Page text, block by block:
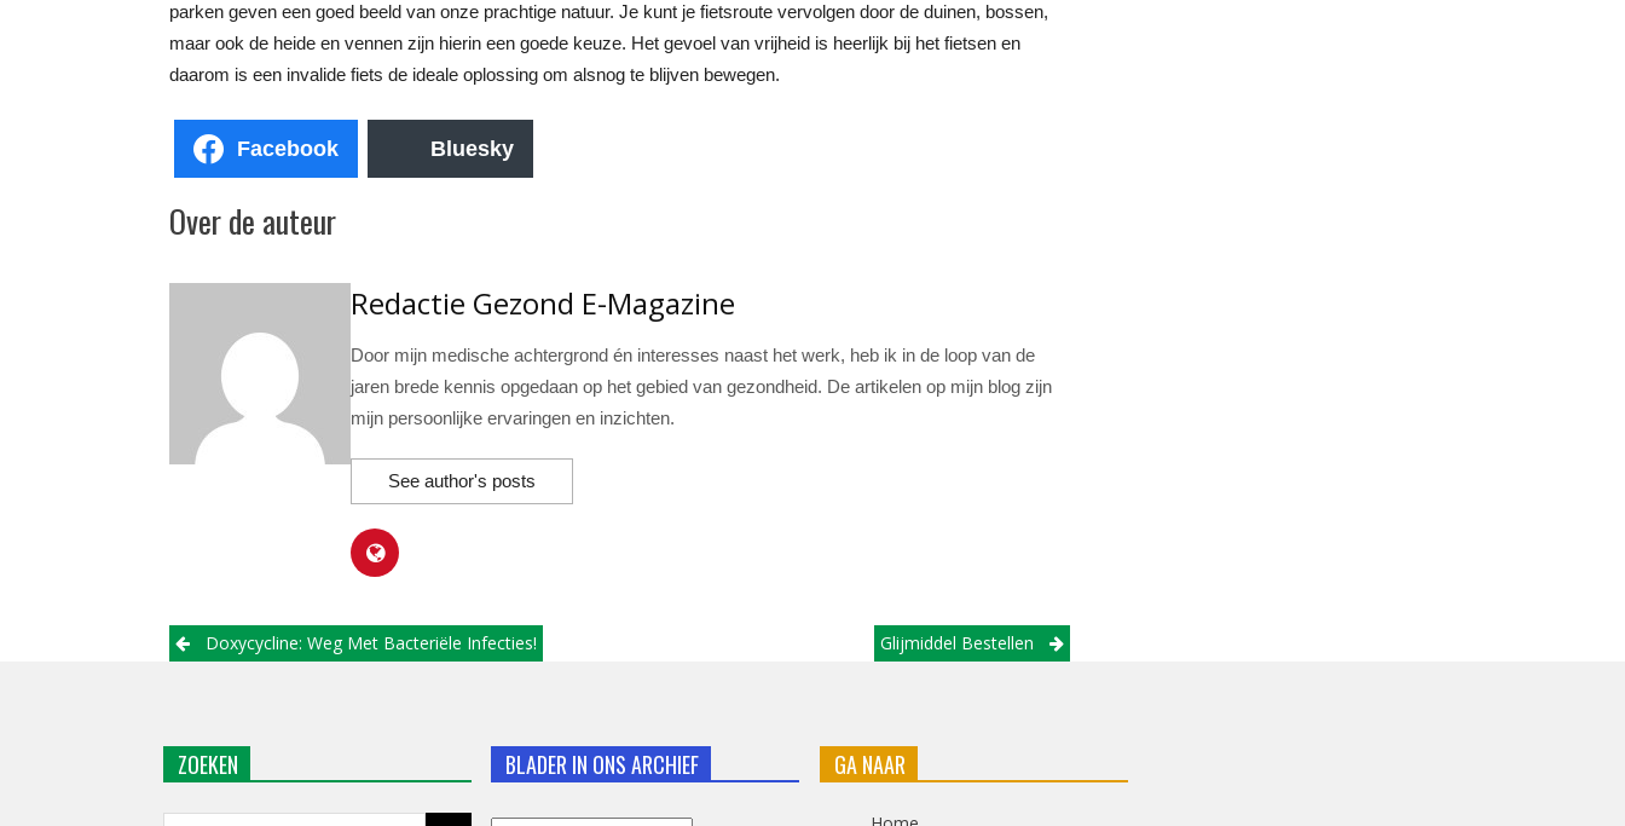
parken geven een goed beeld van onze prachtige natuur. Je kunt je fietsroute vervolgen door de duinen, bossen,
maar ook de heide en vennen zijn hierin een goede keuze. Het gevoel van vrijheid is heerlijk bij het fietsen en
daarom is een invalide fiets de ideale oplossing om alsnog te blijven bewegen.
Facebook Bluesky
Over de auteur
Redactie Gezond E-Magazine
Door mijn medische achtergrond én interesses naast het werk, heb ik in de loop van de
jaren brede kennis opgedaan op het gebied van gezondheid. De artikelen op mijn blog zijn
mijn persoonlijke ervaringen en inzichten.
See author's posts
PostDoxycycline: Weg Met Bacteriële Infecties! Glijmiddel Bestellen
ZOEKEN BLADER IN ONS ARCHIEF GA NAAR